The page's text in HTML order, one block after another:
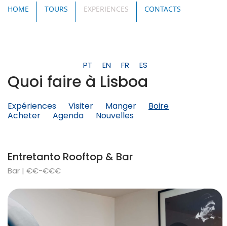
HOME TOURS EXPERIENCES CONTACTS
PT EN FR ES
Quoi faire à Lisboa
Expériences Visiter Manger
Boire
Acheter
Agenda Nouvelles
Entretanto Rooftop & Bar
Bar | €€-€€€